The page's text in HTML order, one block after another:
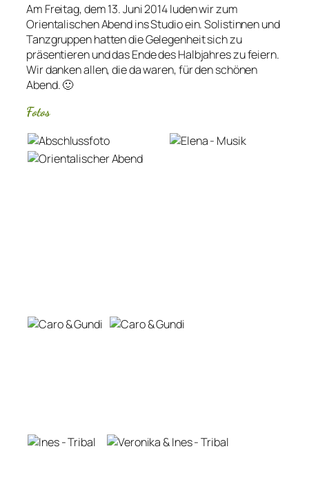
Am Freitag, dem 13. Juni 2014 luden wir zum
Orientalischen Abend ins Studio ein. Solistinnen und
Tanzgruppen hatten die Gelegenheit sich zu
präsentieren und das Ende des Halbjahres zu feiern.
Wir danken allen, die da waren, für den schönen
Abend. 🙂
Fotos